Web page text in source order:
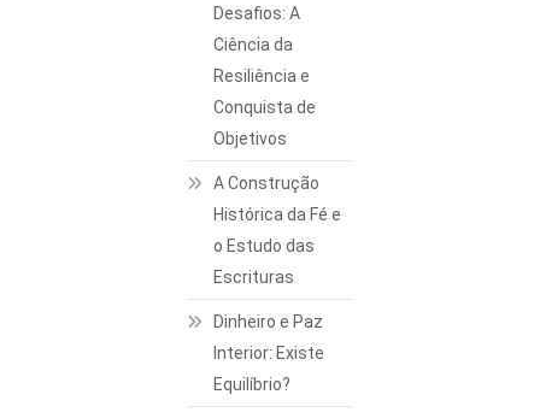
Desafios: A
Ciência da
Resiliência e
Conquista de
Objetivos
A Construção
Histórica da Fé e
o Estudo das
Escrituras
Dinheiro e Paz
Interior: Existe
Equilíbrio?